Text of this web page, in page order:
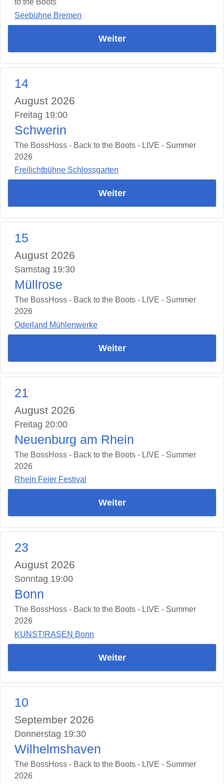
to the Boots
Seebühne Bremen
Weiter
14
August 2026
Freitag 19:00
Schwerin
The BossHoss - Back to the Boots - LIVE - Summer
2026
Freilichtbühne Schlossgarten
Weiter
15
August 2026
Samstag 19:30
Müllrose
The BossHoss - Back to the Boots - LIVE - Summer
2026
Oderland Mühlenwerke
Weiter
21
August 2026
Freitag 20:00
Neuenburg am Rhein
The BossHoss - Back to the Boots - LIVE - Summer
2026
Rhein Feier Festival
Weiter
23
August 2026
Sonntag 19:00
Bonn
The BossHoss - Back to the Boots - LIVE - Summer
2026
KUNST!RASEN Bonn
Weiter
10
September 2026
Donnerstag 19:30
Wilhelmshaven
The BossHoss - Back to the Boots - LIVE - Summer
2026